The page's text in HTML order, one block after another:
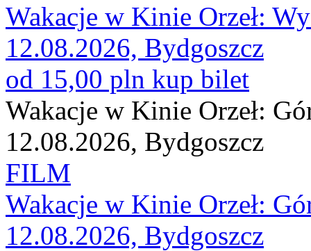
Wakacje w Kinie Orzeł:
12.08.2026, Bydgoszcz
od 15,00 pln kup bilet
Wakacje w Kinie Orzeł:
12.08.2026, Bydgoszcz
FILM
Wakacje w Kinie Orzeł:
12.08.2026, Bydgoszcz